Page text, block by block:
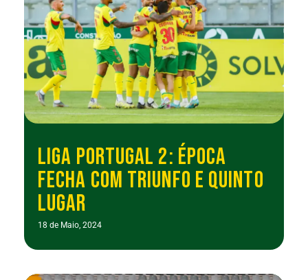
LIGA PORTUGAL 2: ÉPOCA
FECHA COM TRIUNFO E QUINTO
LUGAR
18 de Maio, 2024